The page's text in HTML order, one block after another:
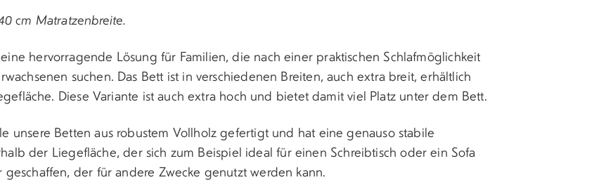
cm Matratzenbreite.
hervorragende Lösung für Familien, die nach einer praktischen Schlafmöglichkeit
suchen. Das Bett ist in verschiedenen Breiten, auch extra breit, erhältlich
Diese Variante ist auch extra hoch und bietet damit viel Platz unter dem Bett.
unsere Betten aus robustem Vollholz gefertigt und hat eine genauso stabile
der Liegefläche, der sich zum Beispiel ideal für einen Schreibtisch oder ein Sofa
der für andere Zwecke genutzt werden kann.